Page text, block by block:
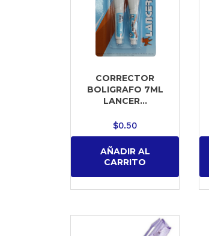
CORRECTOR
BOLIGRAFO 7ML
LANCER...
$0.50
AÑADIR AL
CARRITO